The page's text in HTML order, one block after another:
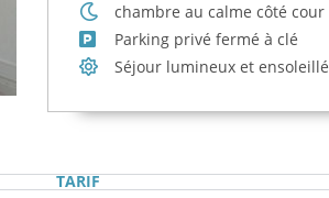
chambre au calme côté cour
Parking privé fermé à clé
Séjour lumineux et ensoleillé
TARIF